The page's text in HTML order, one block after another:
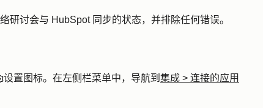
研讨会与 HubSpot 同步的状态，并排除任何错误。
设置图标。在左侧栏菜单中，导航到 集成 > 连接的应用